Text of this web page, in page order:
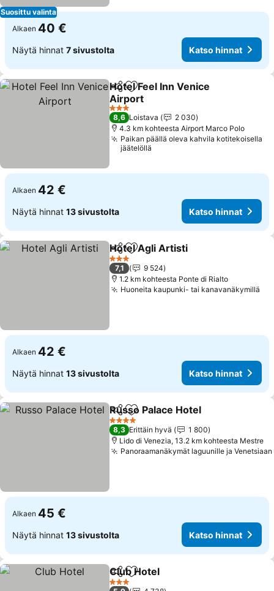
Suosittu valinta
Alkaen 40 €
Näytä hinnat 7 sivustolta Katso hinnat
Jaa Lisää suosikkeihin
Hotel Feel Inn Venice
Airport
Katso hinnat
3 Tähtiluokitus
8,6 Loistava
2 030
4.3 km kohteesta Airport Marco Polo
Paikan päällä oleva kahvila kotitekoisella
jäätelöllä
Alkaen 42 €
Näytä hinnat 13 sivustolta Katso hinnat
Jaa Lisää suosikkeihin
Hotel Agli Artisti
3 Tähtiluokitus
7,1
9 524
1.2 km kohteesta Ponte di Rialto
Huoneita kaupunki- tai kanavanäkymillä
Alkaen 42 €
Näytä hinnat 13 sivustolta Katso hinnat
Jaa Lisää suosikkeihin
Russo Palace Hotel
4 Tähtiluokitus
8,3 Erittäin hyvä
1 800
Lido di Venezia, 13.2 km kohteesta Mestre
Panoraamanäkymät laguunille ja Venetsiaan
Alkaen 45 €
Näytä hinnat 13 sivustolta Katso hinnat
Jaa Lisää suosikkeihin
Club Hotel
3 Tähtiluokitus